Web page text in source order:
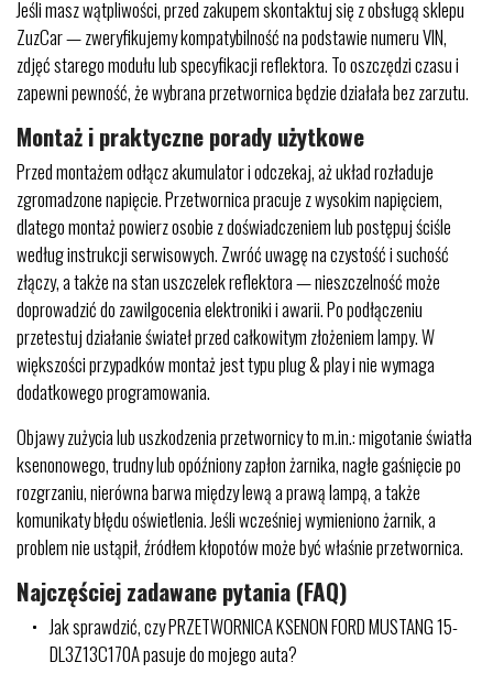
Jeśli masz wątpliwości, przed zakupem skontaktuj się z obsługą sklepu
ZuzCar — zweryfikujemy kompatybilność na podstawie numeru VIN,
zdjęć starego modułu lub specyfikacji reflektora. To oszczędzi czasu i
zapewni pewność, że wybrana przetwornica będzie działała bez zarzutu.
Montaż i praktyczne porady użytkowe
Przed montażem odłącz akumulator i odczekaj, aż układ rozładuje
zgromadzone napięcie. Przetwornica pracuje z wysokim napięciem,
dlatego montaż powierz osobie z doświadczeniem lub postępuj ściśle
według instrukcji serwisowych. Zwróć uwagę na czystość i suchość
złączy, a także na stan uszczelek reflektora — nieszczelność może
doprowadzić do zawilgocenia elektroniki i awarii. Po podłączeniu
przetestuj działanie świateł przed całkowitym złożeniem lampy. W
większości przypadków montaż jest typu plug & play i nie wymaga
dodatkowego programowania.
Objawy zużycia lub uszkodzenia przetwornicy to m.in.: migotanie światła
ksenonowego, trudny lub opóźniony zapłon żarnika, nagłe gaśnięcie po
rozgrzaniu, nierówna barwa między lewą a prawą lampą, a także
komunikaty błędu oświetlenia. Jeśli wcześniej wymieniono żarnik, a
problem nie ustąpił, źródłem kłopotów może być właśnie przetwornica.
Najczęściej zadawane pytania (FAQ)
Jak sprawdzić, czy PRZETWORNICA KSENON FORD MUSTANG 15-
DL3Z13C170A pasuje do mojego auta?